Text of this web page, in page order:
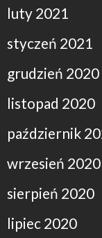
luty 2021
styczeń 2021
grudzień 2020
listopad 2020
październik
wrzesień 2020
sierpień 2020
lipiec 2020